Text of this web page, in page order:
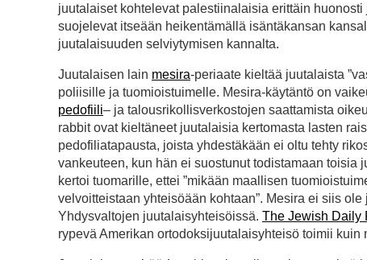
juutalaiset kohtelevat palestiinalaisia erittäin
suojelevat itseään heikentämällä isäntäkansan
juutalaisuuden selviytymisen kannalta.
Juutalaisen lain mesira-periaate kieltää juutalaista
poliisille ja tuomioistuimelle. Mesira-käytäntö on
pedofiili– ja talousrikollisverkostojen saattamista
rabbit ovat kieltäneet juutalaisia kertomasta lasten
pedofiliatapausta, joista yhdestäkään ei oltu tehty
vankeuteen, kun hän ei suostunut todistamaan
kertoi tuomarille, ettei ”mikään maallisen
velvoitteistaan yhteisöään kohtaan”. Mesira ei siis
Yhdysvaltojen juutalaisyhteisöissä. The Jewish Daily
rypevä Amerikan ortodoksijuutalaisyhteisö toimii kuin